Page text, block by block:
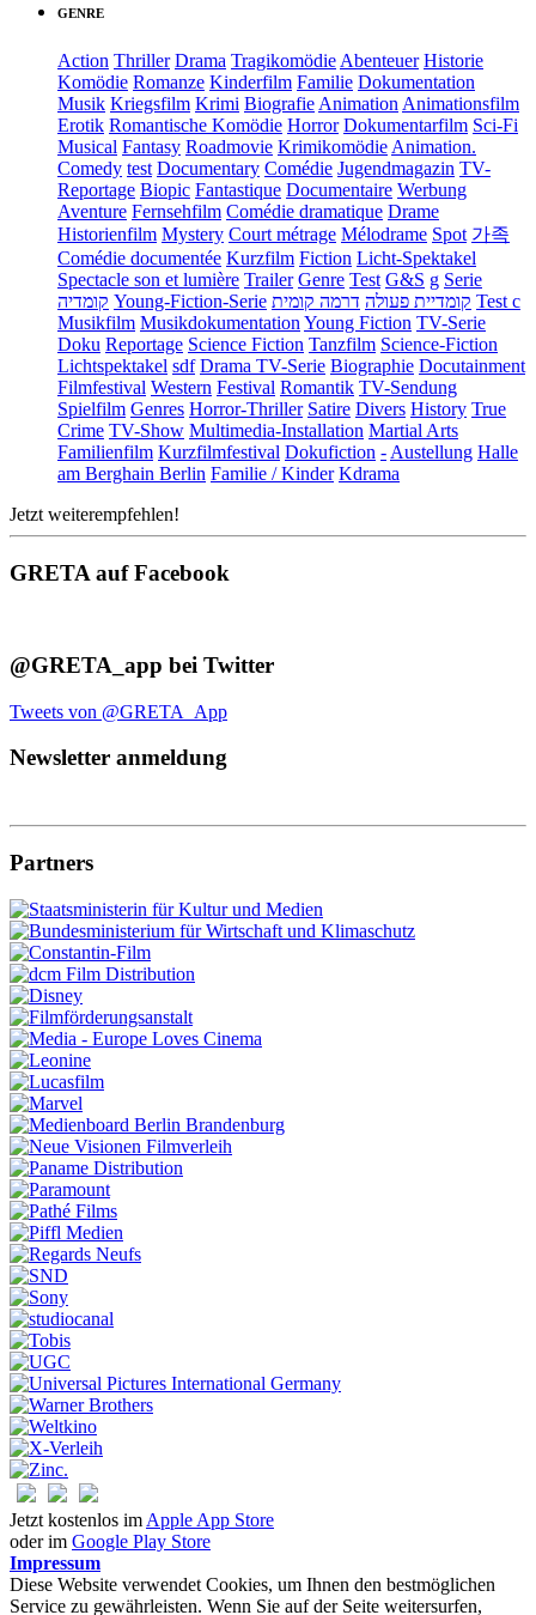
GENRE
Action Thriller Drama Tragikomödie Abenteuer Historie
Komödie Romanze Kinderfilm Familie Dokumentation
Musik Kriegsfilm Krimi Biografie Animation Animationsfilm
Erotik Romantische Komödie Horror Dokumentarfilm Sci-Fi
Musical Fantasy Roadmovie Krimikomödie Animation.
Comedy test Documentary Comédie Jugendmagazin TV-
Reportage Biopic Fantastique Documentaire Werbung
Aventure Fernsehfilm Comédie dramatique Drame
Historienfilm Mystery Court métrage Mélodrame Spot 가족
Comédie documentée Kurzfilm Fiction Licht-Spektakel
Spectacle son et lumière Trailer Genre Test G&S g Serie
קומדיה Young-Fiction-Serie קומדיית פעולה דרמה קומית
Test c
Musikfilm Musikdokumentation Young Fiction TV-Serie
Doku Reportage Science Fiction Tanzfilm Science-Fiction
Lichtspektakel sdf Drama TV-Serie Biographie Docutainment
Filmfestival Western Festival Romantik TV-Sendung
Spielfilm Genres Horror-Thriller Satire Divers History True
Crime TV-Show Multimedia-Installation Martial Arts
Familienfilm Kurzfilmfestival Dokufiction - Austellung Halle
am Berghain Berlin Familie / Kinder Kdrama
Jetzt weiterempfehlen!
GRETA auf Facebook
@GRETA_app bei Twitter
Tweets von @GRETA_App
Newsletter anmeldung
Partners
Jetzt kostenlos im Apple App Store
oder im Google Play Store
Impressum
Diese Website verwendet Cookies, um Ihnen den bestmöglichen
Service zu gewährleisten. Wenn Sie auf der Seite weitersurfen,